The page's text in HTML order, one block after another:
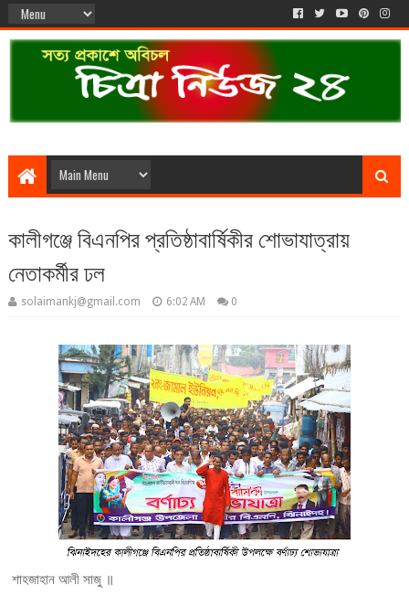
কালীগঞ্জে বিএনপির প্রতিষ্ঠাবার্ষিকীর শোভাযাত্রায়
নেতাকর্মীর ঢল
solaimankj@gmail.com 6:02 AM 0
শাহজাহান আলী সাজু ॥